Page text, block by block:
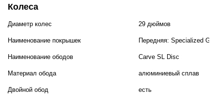
Колеса
Диаметр колес 29 дюймов
Наименование покрышек Передняя: Specialized
Наименование ободов Carve SL Disc
Материал обода алюминиевый сплав
Двойной обод есть